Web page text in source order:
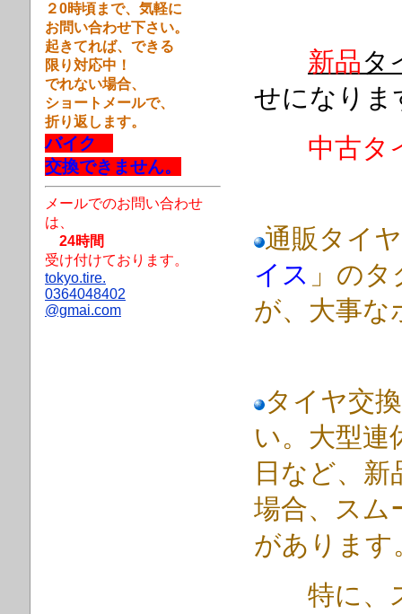
新品タ
せになりま
中古タ
通販タイ
イス 」の
が、大事な
タイヤ交
い。大型連
日など、
場合、ス
があります
特に、ス
２0時頃まで、 気軽に
お問い合わせ下さい。
起きてれば、できる
限り対応中！
でれない場合、
ショートメールで、
折り返します。
バイク
交換できません。
メールでのお問い合わせ
は、
24時間
受け付けております。
tokyo.tire.
0364048402
@gmai.com